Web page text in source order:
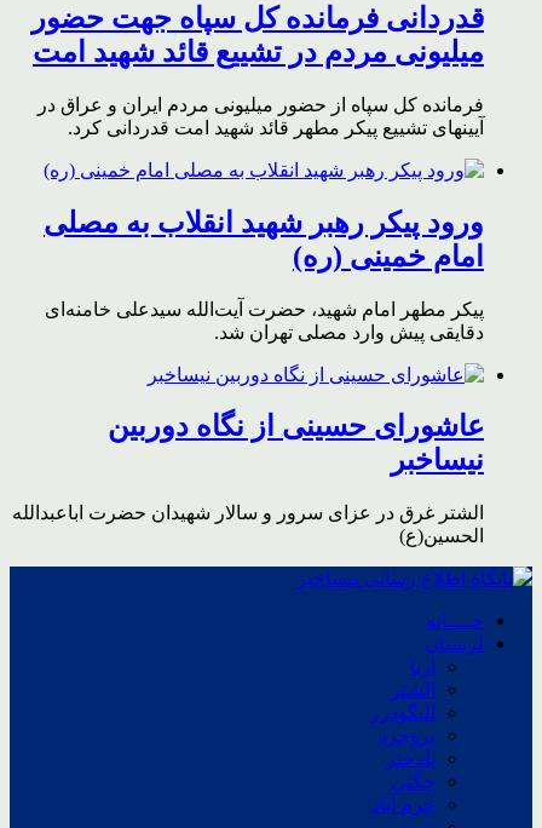
قدردانی فرمانده کل سپاه جهت حضور
میلیونی مردم در تشییع قائد شهید امت
فرمانده کل سپاه از حضور میلیونی مردم ایران و عراق در
آیینهای تشییع پیکر مطهر قائد شهید امت قدردانی کرد.
ورود پیکر رهبر شهید انقلاب به مصلی
امام خمینی (ره)
پیکر مطهر امام شهید،‌ حضرت آیت‌الله سیدعلی خامنه‌ای
دقایقی پیش وارد مصلی تهران شد.
عاشورای حسینی از نگاه دوربین
نیساخبر
الشتر غرق در عزای سرور و سالار شهیدان حضرت اباعبدالله
الحسین(ع)
خــــانه
لرستان
ازنا
الشتر
الیگودرز
بروجرد
پلدختر
چگنی
خرم آباد